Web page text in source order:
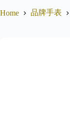
Home 品牌手表